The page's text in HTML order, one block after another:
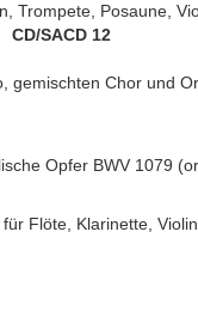
Trompete, Posaune,
CD/SACD 12
gemischten Chor und
Opfer BWV 1079
Flöte, Klarinette,